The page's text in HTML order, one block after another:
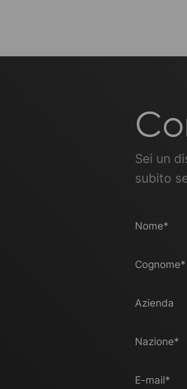
Sei un
subito
Nome*
Cognome*
Azienda
Nazione*
E-mail*